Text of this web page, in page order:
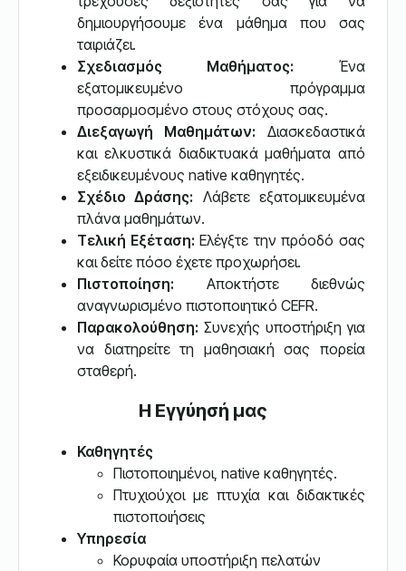
δημιουργήσουμε ένα μάθημα που σας
ταιριάζει.
Σχεδιασμός Μαθήματος: Ένα
εξατομικευμένο πρόγραμμα
προσαρμοσμένο στους στόχους σας.
Διεξαγωγή Μαθημάτων: Διασκεδαστικά
και ελκυστικά διαδικτυακά μαθήματα από
εξειδικευμένους native καθηγητές.
Σχέδιο Δράσης: Λάβετε εξατομικευμένα
πλάνα μαθημάτων.
Τελική Εξέταση: Ελέγξτε την πρόοδό σας
και δείτε πόσο έχετε προχωρήσει.
Πιστοποίηση: Αποκτήστε διεθνώς
αναγνωρισμένο πιστοποιητικό CEFR.
Παρακολούθηση: Συνεχής υποστήριξη για
να διατηρείτε τη μαθησιακή σας πορεία
σταθερή.
Η Εγγύησή μας
Καθηγητές
Πιστοποιημένοι, native καθηγητές.
Πτυχιούχοι με πτυχία και διδακτικές
πιστοποιήσεις
Υπηρεσία
Κορυφαία υποστήριξη πελατών